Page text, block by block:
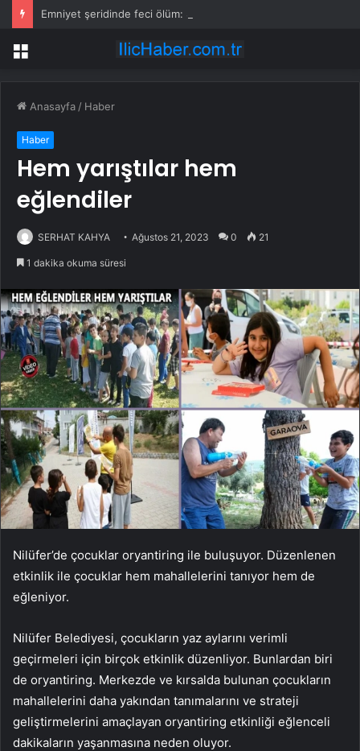
Menü
Anasayfa / Haber
Haber
Hem yarıştılar hem
eğlendiler
SERHAT KAHYA Ağustos 21, 2023 0 21
1 dakika okuma süresi
Nilüfer’de çocuklar oryantiring ile buluşuyor. Düzenlenen
etkinlik ile çocuklar hem mahallelerini tanıyor hem de
eğleniyor.
Nilüfer Belediyesi, çocukların yaz aylarını verimli
geçirmeleri için birçok etkinlik düzenliyor. Bunlardan biri
de oryantiring. Merkezde ve kırsalda bulunan çocukların
mahallelerini daha yakından tanımalarını ve strateji
geliştirmelerini amaçlayan oryantiring etkinliği eğlenceli
dakikaların yaşanmasına neden oluyor.